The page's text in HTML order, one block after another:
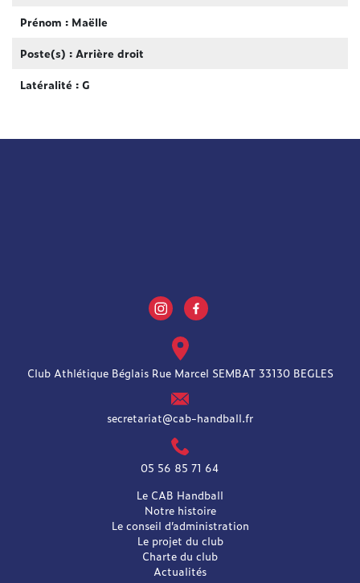
Prénom : Maëlle
Poste(s) : Arrière droit
Latéralité : G
Club Athlétique Béglais Rue Marcel SEMBAT 33130 BEGLES
secretariat@cab-handball.fr
05 56 85 71 64
Le CAB Handball
Notre histoire
Le conseil d’administration
Le projet du club
Charte du club
Actualités